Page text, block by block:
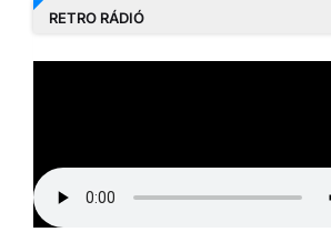
RETRO RÁDIÓ